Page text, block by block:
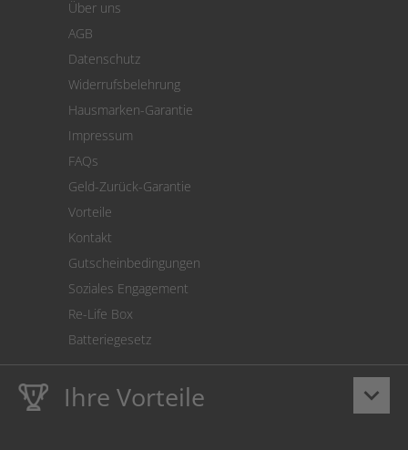
Cookie Einstellungen
Über uns
AGB
Datenschutz
Widerrufsbelehrung
Hausmarken-Garantie
Impressum
FAQs
Geld-Zurück-Garantie
Vorteile
Kontakt
Gutscheinbedingungen
Soziales Engagement
Re-Life Box
Batteriegesetz
keyboard_arrow_down
Ihre Vorteile